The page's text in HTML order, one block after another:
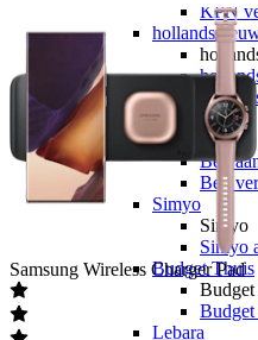
KPN
Ben
Ben
Ben
Ben
Simyo
Simyo
Simyo
Budget Thuis
Budget
Lebara
Samsung Wireless Charger Pad